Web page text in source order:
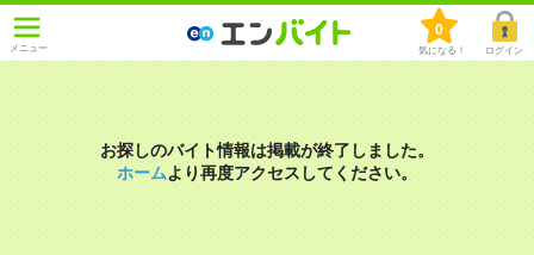
メニュー
0
気になる！ ログイン
お探しのバイト情報は掲載が終了しました。
ホームより再度アクセスしてください。